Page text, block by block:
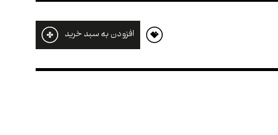
افزودن به سبد خرید